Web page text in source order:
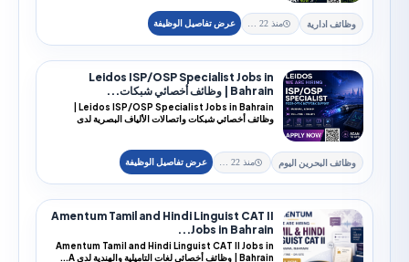
منذ 22 يوم
Leidos ISP/OSP Specialist Jobs in
Bahrain | وظائف أخصائي شبكات...
Leidos ISP/OSP Specialist Jobs in Bahrain |
وظائف أخصائي شبكات واتصالات الألياف البصرية لدى
Leidos ف...
البحرين اليوم منذ 22 يوم
Amentum Tamil and Hindi Linguist CAT II
Jobs in Bahrain...
Amentum Tamil and Hindi Linguist CAT II Jobs in
Bahrain | وظائف أخصائي لغات التاميلية والهندية لدى A...